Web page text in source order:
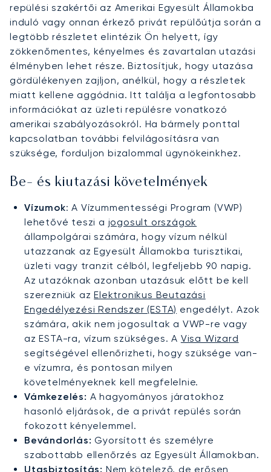
repülési szakértői az Amerikai Egyesült Államokba
induló vagy onnan érkező privát repülőútja során a
legtöbb részletet elintézik Ön helyett, így
zökkenőmentes, kényelmes és zavartalan utazási
élményben lehet része. Biztosítjuk, hogy utazása
gördülékenyen zajljon, anélkül, hogy a részletek
miatt kellene aggódnia. Itt találja a legfontosabb
információkat az üzleti repülésre vonatkozó
amerikai szabályozásokról. Ha bármely ponttal
kapcsolatban további felvilágosításra van
szüksége, forduljon bizalommal ügynökeinkhez.
Be- és kiutazási követelmények
Vízumok: A Vízummentességi Program (VWP)
lehetővé teszi a jogosult országok
állampolgárai számára, hogy vízum nélkül
utazzanak az Egyesült Államokba turisztikai,
üzleti vagy tranzit célból, legfeljebb 90 napig.
Az utazóknak azonban utazásuk előtt be kell
szerezniük azElektronikus Beutazási
Engedélyezési Rendszer (ESTA) engedélyt. Azok
számára, akik nem jogosultak a VWP-re vagy
az ESTA-ra, vízum szükséges. A Visa Wizard
segítségével ellenőrizheti, hogy szüksége van-
e vízumra, és pontosan milyen
követelményeknek kell megfelelnie.
Vámkezelés: A hagyományos járatokhoz
hasonló eljárások, de a privát repülés során
fokozott kényelemmel.
Bevándorlás: Gyorsított és személyre
szabottabb ellenőrzés az Egyesült Államokban.
Utasbiztosítás: Nem kötelező, de erősen